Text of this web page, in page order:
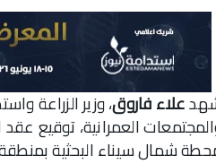
علاء فاروق، وزير الزراعة
العمرانية، توقيع
شمال سيناء البحثية بمنطقة